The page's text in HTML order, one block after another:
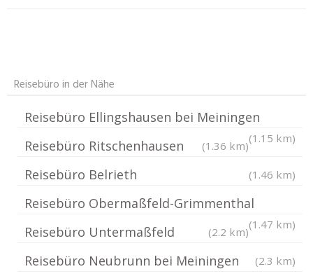
Reisebüro in der Nähe
Reisebüro Ellingshausen bei Meiningen
(1.15 km)
Reisebüro Ritschenhausen (1.36 km)
Reisebüro Belrieth (1.46 km)
Reisebüro Obermaßfeld-Grimmenthal
(1.47 km)
Reisebüro Untermaßfeld (2.2 km)
Reisebüro Neubrunn bei Meiningen (2.3 km)